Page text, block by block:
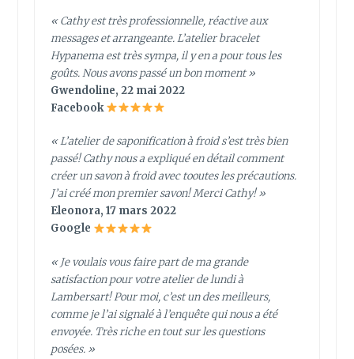
« Cathy est très professionnelle, réactive aux
messages et arrangeante. L’atelier bracelet
Hypanema est très sympa, il y en a pour tous les
goûts. Nous avons passé un bon moment »
Gwendoline, 22 mai 2022
Facebook
« L’atelier de saponification à froid s’est très bien
passé! Cathy nous a expliqué en détail comment
créer un savon à froid avec tooutes les précautions.
J’ai créé mon premier savon! Merci Cathy! »
Eleonora, 17 mars 2022
Google
« Je voulais vous faire part de ma grande
satisfaction pour votre atelier de lundi à
Lambersart! Pour moi, c’est un des meilleurs,
comme je l’ai signalé à l’enquête qui nous a été
envoyée. Très riche en tout sur les questions
posées. »